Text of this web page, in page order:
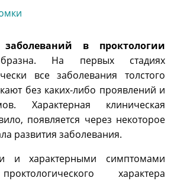
в проктологии
На первых стадиях
все заболевания толстого
без каких-либо проявлений и
Характерная клиническая
появляется через некоторое
развития заболевания.
и характерными симптомами
характера